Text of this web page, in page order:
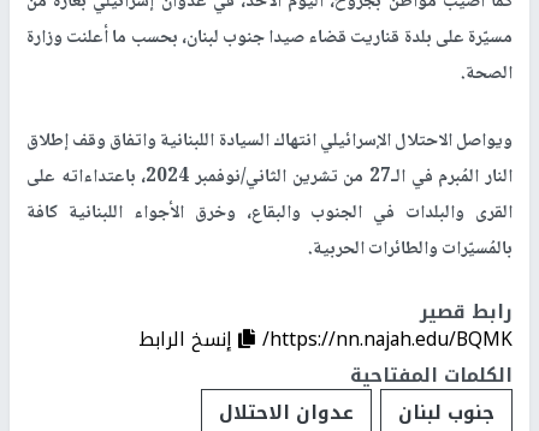
مسيّرة على بلدة قناريت قضاء صيدا جنوب لبنان، بحسب ما أعلنت وزارة
الصحة.
ويواصل الاحتلال الإسرائيلي انتهاك السيادة اللبنانية واتفاق وقف إطلاق
النار المُبرم في الـ27 من تشرين الثاني/نوفمبر 2024، باعتداءاته على
القرى والبلدات في الجنوب والبقاع، وخرق الأجواء اللبنانية كافة
بالمُسيّرات والطائرات الحربية.
رابط قصير
https://nn.najah.edu/BQMK/
إنسخ الرابط
الكلمات المفتاحية
جنوب لبنان
عدوان الاحتلال